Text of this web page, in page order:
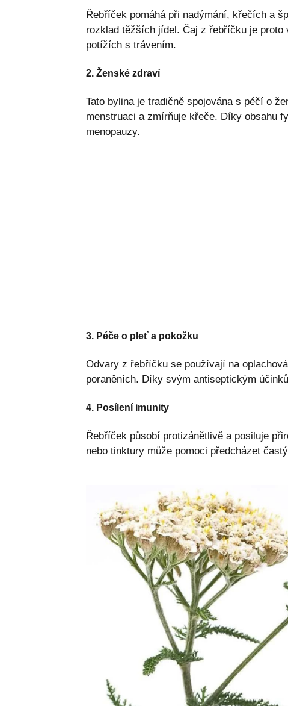
Řebříček pomáhá při nadýmání, křečích a
rozklad těžších jídel. Čaj z řebříčku je proto
potížích s trávením.
2. Ženské zdraví
Tato bylina je tradičně spojována s péčí o
menstruaci a zmírňuje křeče. Díky obsahu
menopauzy.
3. Péče o pleť a pokožku
Odvary z řebříčku se používají na
poraněních. Díky svým antiseptickým
4. Posílení imunity
Řebříček působí protizánětlivě a posiluje
nebo tinktury může pomoci předcházet